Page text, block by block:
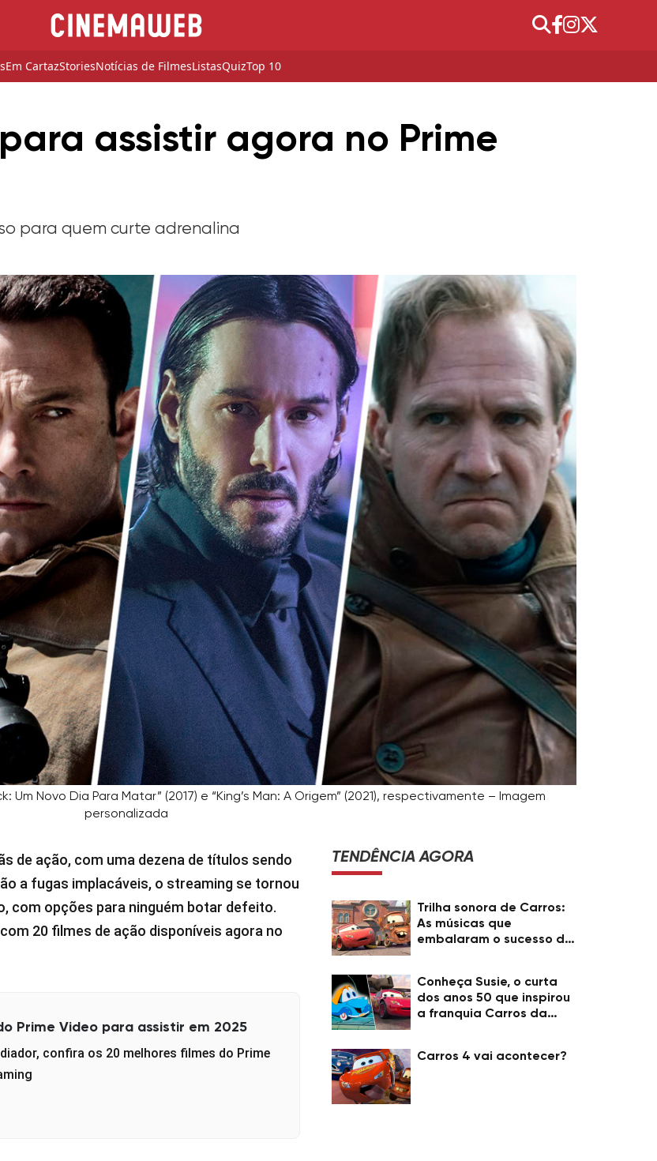
Em CartazStoriesNotícias de FilmesListasQuizTop 10
assistir agora no Prime
para quem curte adrenalina
Um Novo Dia Para Matar” (2017) e “King’s Man: A Origem” (2021), respectivamente – Imagem
personalizada
de ação, com uma dezena de títulos sendo
a fugas implacáveis, o streaming se tornou
com opções para ninguém botar defeito.
20 filmes de ação disponíveis agora no
Prime Video para assistir em 2025
confira os 20 melhores filmes do Prime
TENDÊNCIA AGORA
Trilha sonora de Carros:
As músicas que
embalaram o sucesso da
Conheça Susie, o curta
dos anos 50 que inspirou
a franquia Carros da
Carros 4 vai acontecer?